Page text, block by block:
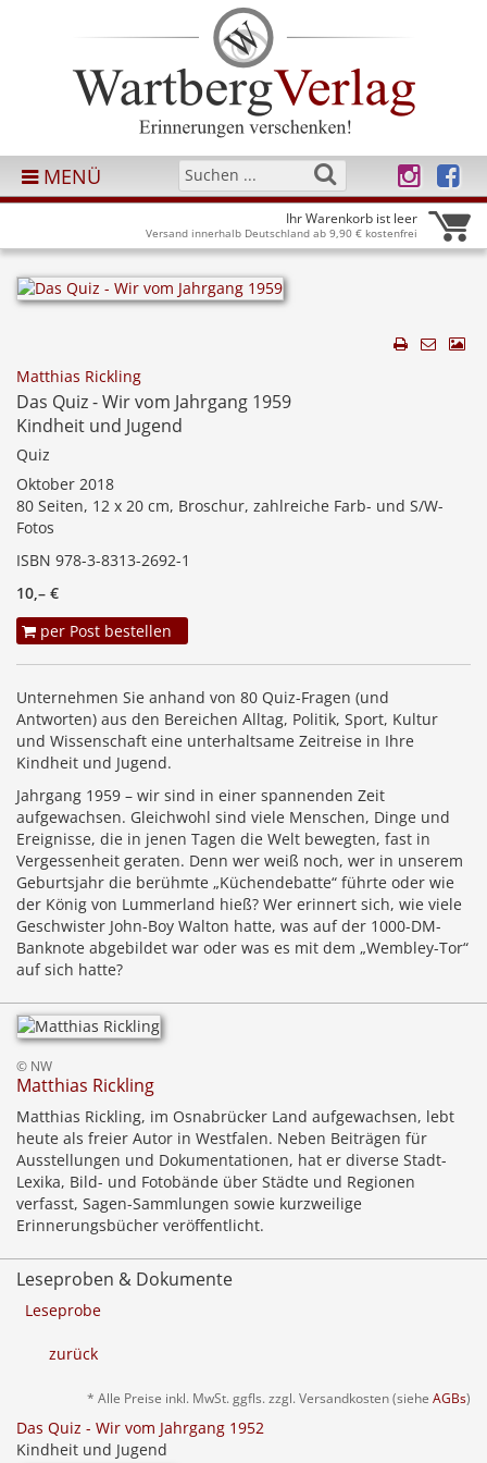
MENÜ
Ihr Warenkorb ist leer
Versand innerhalb Deutschland ab 9,90 € kostenfrei
Matthias Rickling
Das Quiz - Wir vom Jahrgang 1959
Kindheit und Jugend
Quiz
Oktober 2018
80 Seiten, 12 x 20 cm, Broschur, zahlreiche Farb- und S/W-
Fotos
ISBN 978-3-8313-2692-1
10,– €
per Post bestellen
Unternehmen Sie anhand von 80 Quiz-Fragen (und
Antworten) aus den Bereichen Alltag, Politik, Sport, Kultur
und Wissenschaft eine unterhaltsame Zeitreise in Ihre
Kindheit und Jugend.
Jahrgang 1959 – wir sind in einer spannenden Zeit
aufgewachsen. Gleichwohl sind viele Menschen, Dinge und
Ereignisse, die in jenen Tagen die Welt bewegten, fast in
Vergessenheit geraten. Denn wer weiß noch, wer in unserem
Geburtsjahr die berühmte „Küchendebatte“ führte oder wie
der König von Lummerland hieß? Wer erinnert sich, wie viele
Geschwister John-Boy Walton hatte, was auf der 1000-DM-
Banknote abgebildet war oder was es mit dem „Wembley-Tor“
auf sich hatte?
© NW
Matthias Rickling
Matthias Rickling, im Osnabrücker Land aufgewachsen, lebt
heute als freier Autor in Westfalen. Neben Beiträgen für
Ausstellungen und Dokumentationen, hat er diverse Stadt-
Lexika, Bild- und Fotobände über Städte und Regionen
verfasst, Sagen-Sammlungen sowie kurzweilige
Erinnerungsbücher veröffentlicht.
Leseproben & Dokumente
Leseprobe
zurück
* Alle Preise inkl. MwSt. ggfls. zzgl. Versandkosten (siehe AGBs)
Das Quiz - Wir vom Jahrgang 1952
Kindheit und Jugend